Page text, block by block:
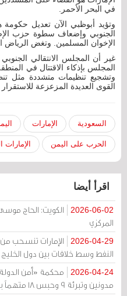
في البحر الأحمر.
وتؤيد أبوظبي الآن تعديل
الجنوبي وإضعاف سطوة حزب
الإخوان المسلمين. وتغض
غير أن المجلس الانتقالي
المجلس بإذكاء الاقتتال في
وتشجيع تنظيمات متشددة مثل
القوى العديدة المزعزعة
السعودية الإمارات
الحرب على اليمن الإمارات
اقرأ أيضا
2026-06-02
الكويت: الحاج
المركزي
2026-04-29
الإمارات تنسحب
النفط وسط خلافات بين دول الخليج
2026-04-24
مدونين وتبرئة 9 وحبس 18 متهماً بالتعاطف مع إيران